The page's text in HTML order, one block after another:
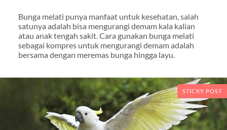
Bunga melati punya manfaat untuk kesehatan, salah
satunya adalah bisa mengurangi demam kala kalian
atau anak tengah sakit. Cara gunakan bunga melati
sebagai kompres untuk mengurangi demam adalah
bersama dengan meremas bunga hingga layu.
STICKY POST